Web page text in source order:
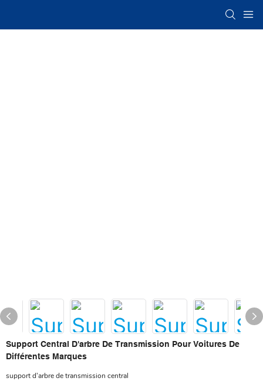
Support Central D'arbre De Transmission Pour Voitures De
Différentes Marques
support d'arbre de transmission central